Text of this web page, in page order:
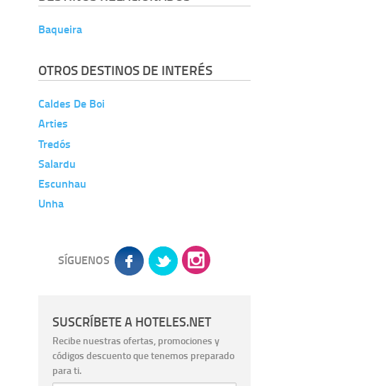
Baqueira
OTROS DESTINOS DE INTERÉS
Caldes De Boi
Arties
Tredós
Salardu
Escunhau
Unha
SÍGUENOS
SUSCRÍBETE A HOTELES.NET
Recibe nuestras ofertas, promociones y
códigos descuento que tenemos preparado
para ti.